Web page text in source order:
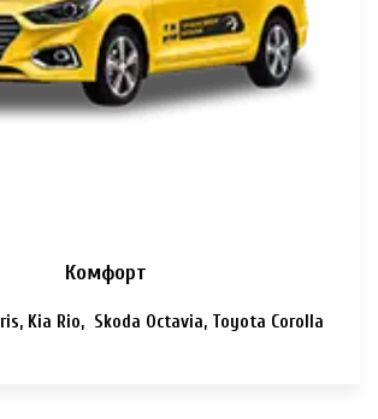
Комфорт
Kia Rio, Skoda Octavia, Toyota Corolla